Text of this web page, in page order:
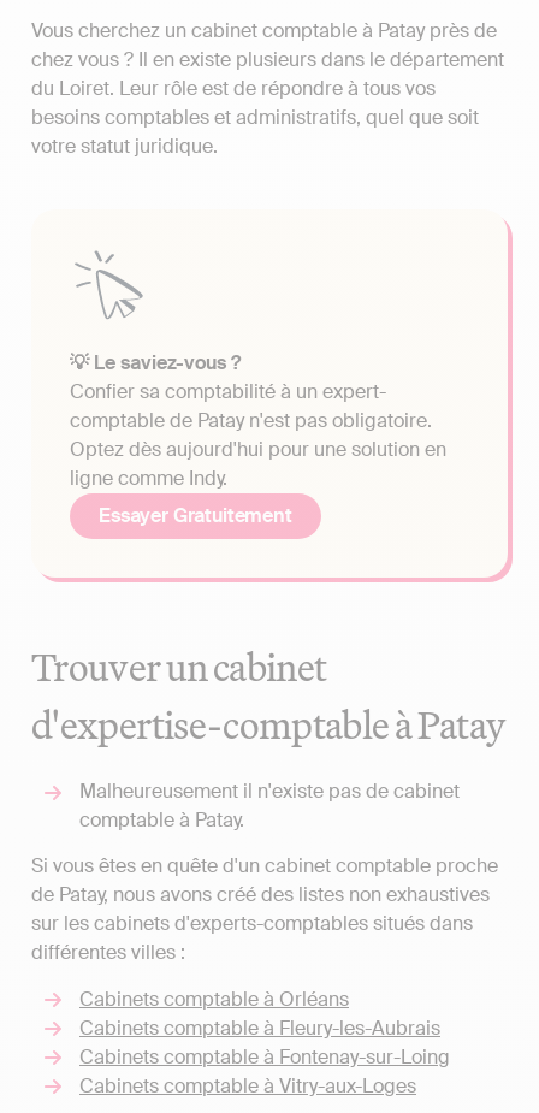
Vous cherchez un cabinet comptable à Patay près de
chez vous ? Il en existe plusieurs dans le département
du Loiret. Leur rôle est de répondre à tous vos
besoins comptables et administratifs, quel que soit
votre statut juridique.
💡 Le saviez-vous ?
Confier sa comptabilité à un expert-
comptable de Patay n'est pas obligatoire.
Optez dès aujourd'hui pour une solution en
ligne comme Indy.
Essayer Gratuitement
Trouver un cabinet
d'expertise-comptable à Patay
Malheureusement il n'existe pas de cabinet
comptable à Patay.
Si vous êtes en quête d'un cabinet comptable proche
de Patay, nous avons créé des listes non exhaustives
sur les cabinets d'experts-comptables situés dans
différentes villes :
Cabinets comptable à Orléans
Cabinets comptable à Fleury-les-Aubrais
Cabinets comptable à Fontenay-sur-Loing
Cabinets comptable à Vitry-aux-Loges